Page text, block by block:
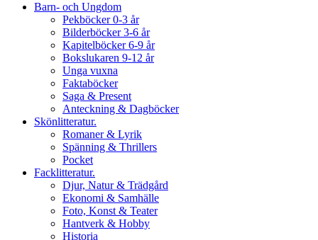
Barn- och Ungdom
Pekböcker 0-3 år
Bilderböcker 3-6 år
Kapitelböcker 6-9 år
Bokslukaren 9-12 år
Unga vuxna
Faktaböcker
Saga & Present
Anteckning & Dagböcker
Skönlitteratur.
Romaner & Lyrik
Spänning & Thrillers
Pocket
Facklitteratur.
Djur, Natur & Trädgård
Ekonomi & Samhälle
Foto, Konst & Teater
Hantverk & Hobby
Historia